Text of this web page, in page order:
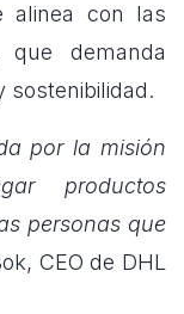
alinea con las
que demanda
sostenibilidad.
por la misión
productos
personas que
CEO de DHL